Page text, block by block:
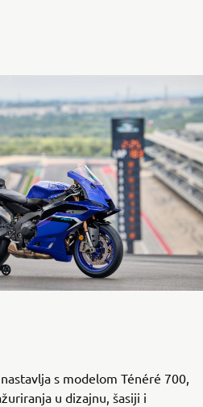
s modelom Ténéré 700,
u dizajnu, šasiji i